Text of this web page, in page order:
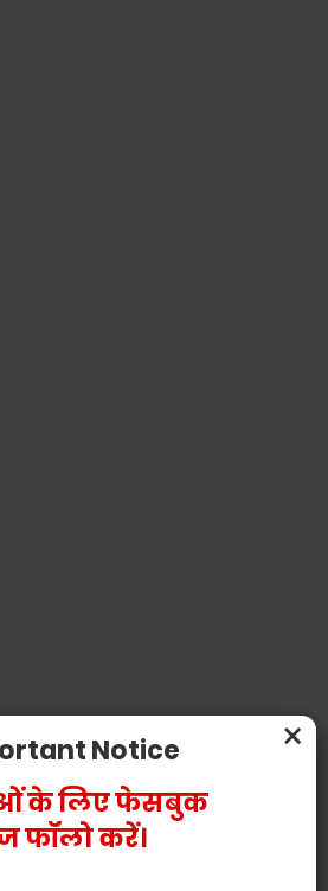
×
Notice
के लिए फेसबुक
फॉलो करें।